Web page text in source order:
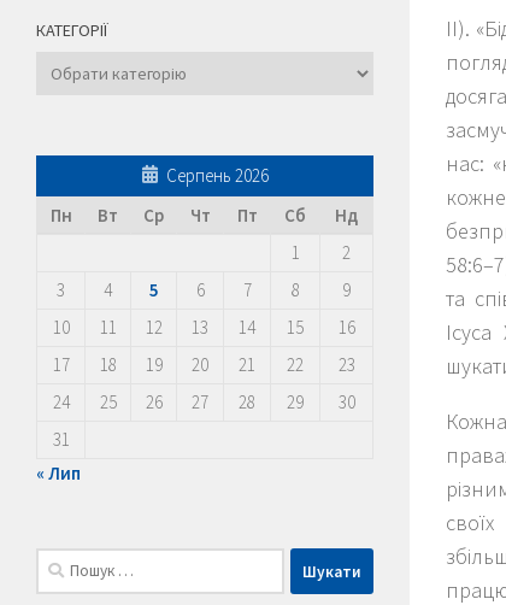
ІІ). «
нас: «
та
Ісуса
КАТЕГОРІЇ
Категорії
Серпень 2026
Пн
Вт Ср Чт Пт Сб
Нд
1
2
3
4 5 6 7 8
9
10
11 12 13 14 15
16
17
18 19 20 21 22
23
24
25 26 27 28 29
30
31
« Лип
Пошук: